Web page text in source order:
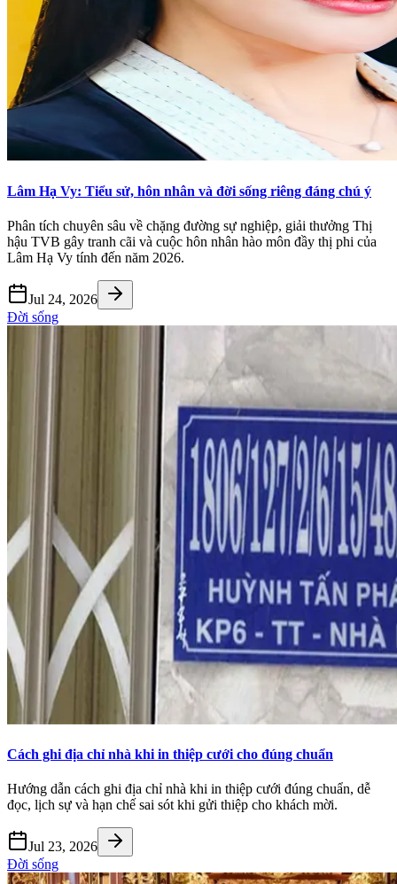
Lâm Hạ Vy: Tiểu sử, hôn nhân và đời sống riêng đáng chú ý
Phân tích chuyên sâu về chặng đường sự nghiệp, giải thưởng Thị
hậu TVB gây tranh cãi và cuộc hôn nhân hào môn đầy thị phi của
Lâm Hạ Vy tính đến năm 2026.
Jul 24, 2026
Đời sống
Cách ghi địa chỉ nhà khi in thiệp cưới cho đúng chuẩn
Hướng dẫn cách ghi địa chỉ nhà khi in thiệp cưới đúng chuẩn, dễ
đọc, lịch sự và hạn chế sai sót khi gửi thiệp cho khách mời.
Jul 23, 2026
Đời sống